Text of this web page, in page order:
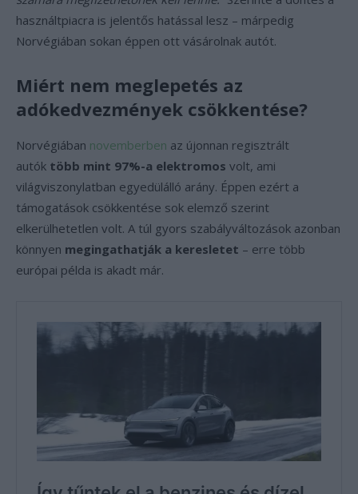
használtpiacra is jelentős hatással lesz – márpedig
Norvégiában sokan éppen ott vásárolnak autót.
Miért nem meglepetés az
adókedvezmények csökkentése?
Norvégiában novemberben az újonnan regisztrált
autók több mint 97%-a elektromos volt, ami
világviszonylatban egyedülálló arány. Éppen ezért a
támogatások csökkentése sok elemző szerint
elkerülhetetlen volt. A túl gyors szabályváltozások azonban
könnyen megingathatják a keresletet – erre több
európai példa is akadt már.